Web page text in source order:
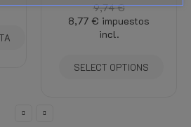
9,74 €
8,77 € impuestos
incl.
SELECT OPTIONS